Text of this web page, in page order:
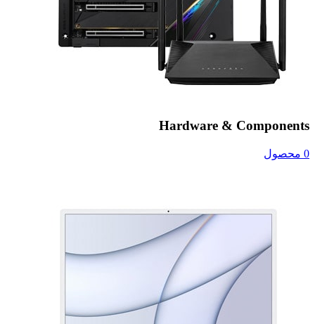
Hardware & Components
0 محصول